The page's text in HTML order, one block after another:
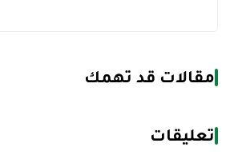
مقالات قد تهمك
تعليقات